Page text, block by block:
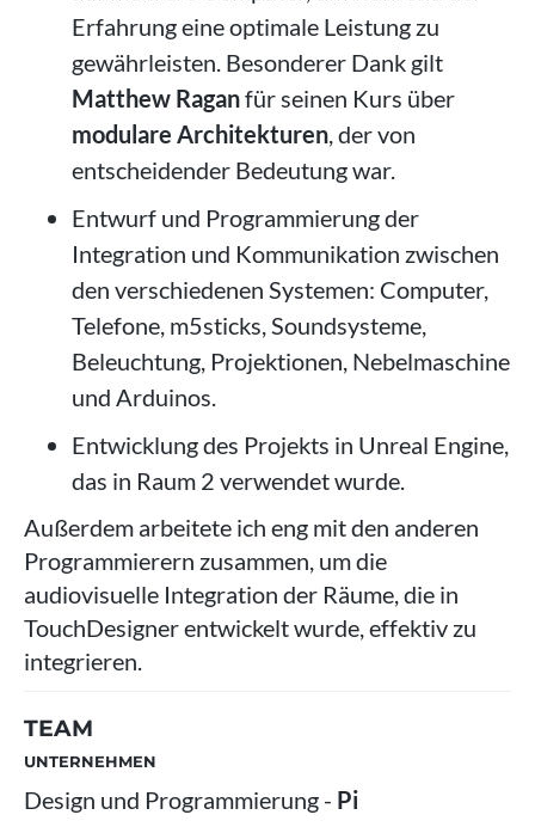
Erfahrung eine optimale Leistung zu
gewährleisten. Besonderer Dank gilt
Matthew Raganfür seinen Kurs über
modulare Architekturen, der von
entscheidender Bedeutung war.
Entwurf und Programmierung der
Integration und Kommunikation zwischen
den verschiedenen Systemen: Computer,
Telefone, m5sticks, Soundsysteme,
Beleuchtung, Projektionen, Nebelmaschine
und Arduinos.
Entwicklung des Projekts in Unreal Engine,
das in Raum 2 verwendet wurde.
Außerdem arbeitete ich eng mit den anderen
Programmierern zusammen, um die
audiovisuelle Integration der Räume, die in
TouchDesigner entwickelt wurde, effektiv zu
integrieren.
TEAM
UNTERNEHMEN
Design und Programmierung - Pi